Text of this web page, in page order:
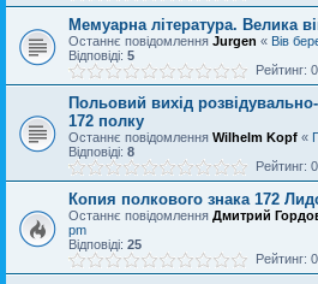
Мемуарна література. Велика
Останнє повідомлення Jurgen « Вів
Відповіді: 5
Рейтинг:
Польовий вихід
172 полку
Останнє повідомлення Wilhelm Kopf «
Відповіді: 8
Рейтинг:
Копия полкового знака 172
Останнє повідомлення Дмитрий
pm
Відповіді: 25
Рейтинг: